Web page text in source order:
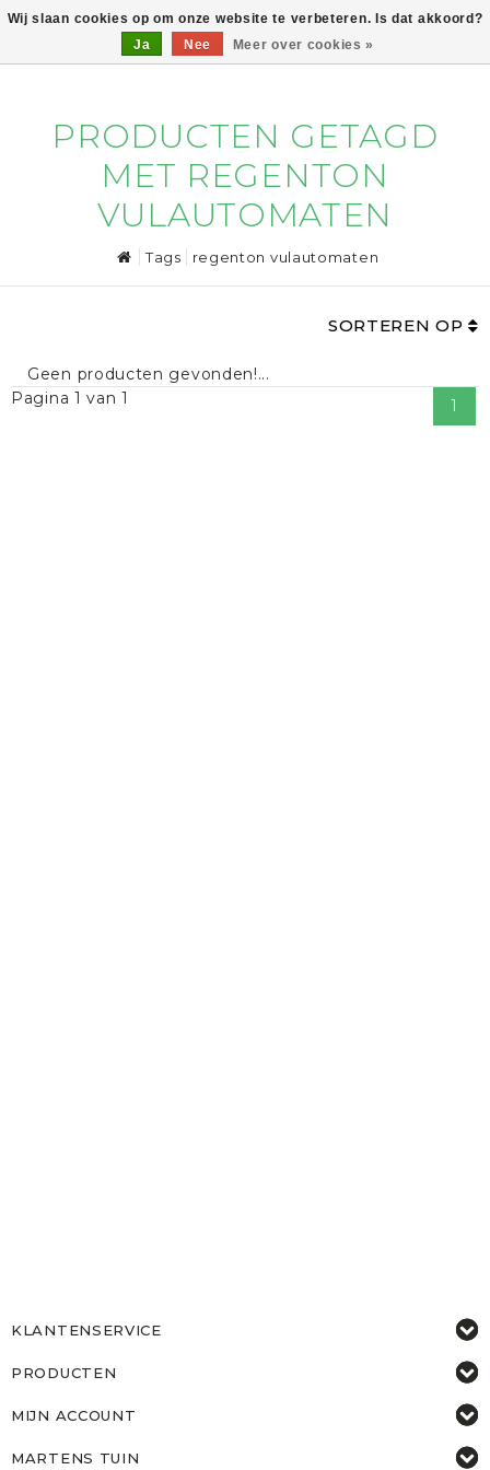
0
PRODUCTEN GETAGD
MET REGENTON
VULAUTOMATEN
Tags regenton vulautomaten
SORTEREN OP
Geen producten gevonden!...
Pagina 1 van 1
1
KLANTENSERVICE
PRODUCTEN
MIJN ACCOUNT
MARTENS TUIN
Wij slaan cookies op om onze website te verbeteren. Is dat akkoord?
Ja
Nee Meer over cookies »